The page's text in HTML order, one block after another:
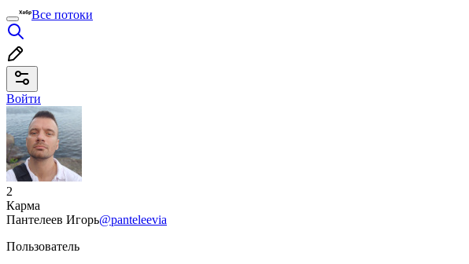
Все потоки
Войти
2
Карма
Пантелеев Игорь@panteleevia
Пользователь